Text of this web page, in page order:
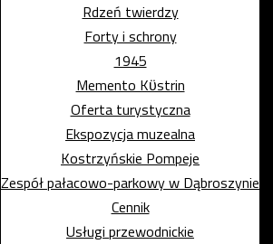
Rdzeń twierdzy
Forty i schrony
1945
Memento Kϋstrin
Oferta turystyczna
Ekspozycja muzealna
Kostrzyńskie Pompeje
Zespół pałacowo-parkowy w Dąbroszynie
Cennik
Usługi przewodnickie